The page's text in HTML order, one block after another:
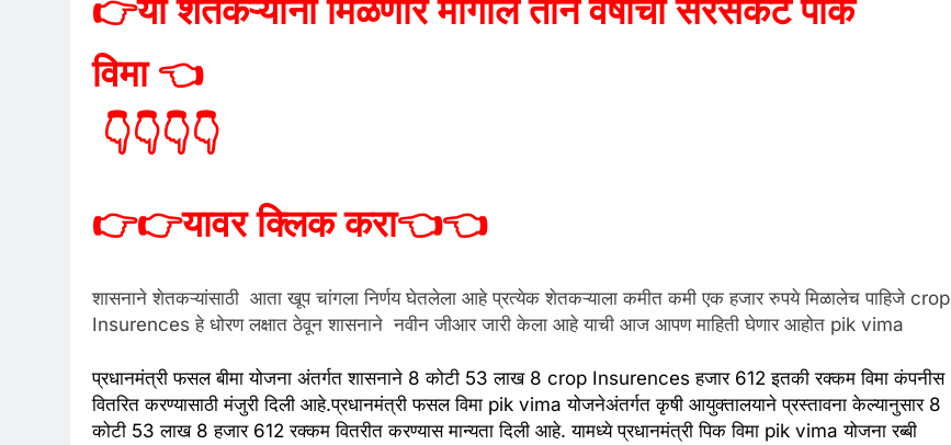
👉या शेतकऱ्यांना मिळणार मागील तीन वर्षाचा सरसकट पीक
विमा 👈
👇👇👇👇
👉👉यावर क्लिक करा👈👈
शासनाने शेतकऱ्यांसाठी आता खूप चांगला निर्णय घेतलेला आहे प्रत्येक शेतकऱ्याला कमीत कमी एक हजार रुपये मिळालेच पाहिजे crop
Insurences हे धोरण लक्षात ठेवून शासनाने नवीन जीआर जारी केला आहे याची आज आपण माहिती घेणार आहोत pik vima
प्रधानमंत्री फसल बीमा योजना अंतर्गत शासनाने 8 कोटी 53 लाख 8 crop Insurences हजार 612 इतकी रक्कम विमा कंपनीस
वितरित करण्यासाठी मंजुरी दिली आहे.प्रधानमंत्री फसल विमा pik vima योजनेअंतर्गत कृषी आयुक्तालयाने प्रस्तावना केल्यानुसार 8
कोटी 53 लाख 8 हजार 612 रक्कम वितरीत करण्यास मान्यता दिली आहे. यामध्ये प्रधानमंत्री पिक विमा pik vima योजना रब्बी